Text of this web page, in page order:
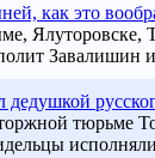
как это
Ялуторовске,
Завалишин
тюрьме